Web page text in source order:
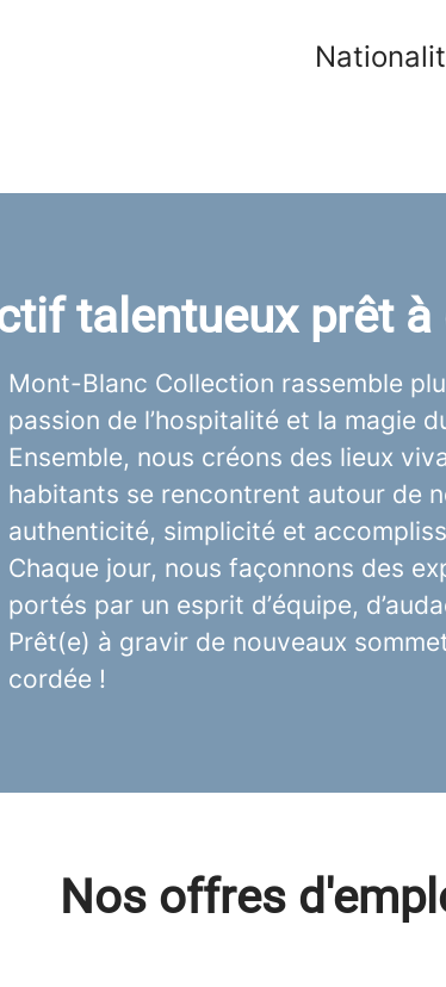
talentueux prêt
Mont-Blanc Collection rassemble
passion de l’hospitalité et la magie
Ensemble, nous créons des lieux
habitants se rencontrent autour de
authenticité, simplicité et
Chaque jour, nous façonnons des
portés par un esprit d’équipe,
Prêt(e) à gravir de nouveaux
cordée !
Nos offres